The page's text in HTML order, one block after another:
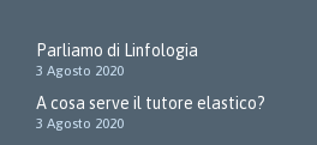
Parliamo di Linfologia
3 Agosto 2020
A cosa serve il tutore elastico?
3 Agosto 2020